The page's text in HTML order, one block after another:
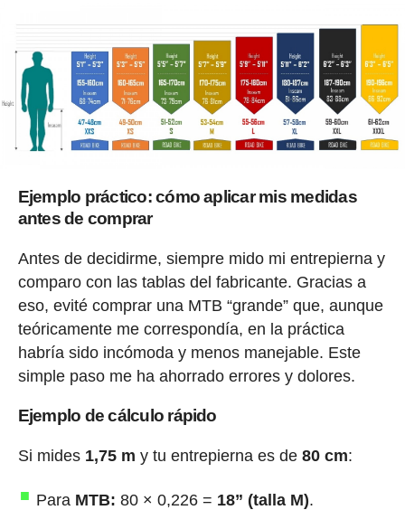
Ejemplo práctico: cómo aplicar mis medidas
antes de comprar
Antes de decidirme, siempre mido mi entrepierna y
comparo con las tablas del fabricante. Gracias a
eso, evité comprar una MTB “grande” que, aunque
teóricamente me correspondía, en la práctica
habría sido incómoda y menos manejable. Este
simple paso me ha ahorrado errores y dolores.
Ejemplo de cálculo rápido
Si mides 1,75 m y tu entrepierna es de 80 cm:
Para MTB: 80 × 0,226 = 18” (talla M).